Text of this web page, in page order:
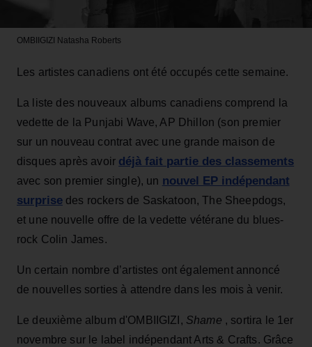
OMBIIGIZI Natasha Roberts
Les artistes canadiens ont été occupés cette semaine.
La liste des nouveaux albums canadiens comprend la
vedette de la Punjabi Wave, AP Dhillon (son premier
sur un nouveau contrat avec une grande maison de
disques après avoir déjà fait partie des classements
avec son premier single), un nouvel EP indépendant
surprise des rockers de Saskatoon, The Sheepdogs,
et une nouvelle offre de la vedette vétérane du blues-
rock Colin James.
Un certain nombre d’artistes ont également annoncé
de nouvelles sorties à attendre dans les mois à venir.
Le deuxième album d'OMBIIGIZI, Shame , sortira le 1er
novembre sur le label indépendant Arts & Crafts. Grâce